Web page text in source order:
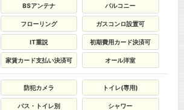
BSアンテナ バルコニー
フローリング ガスコンロ設置可
IT重説 初期費用カード決済可
家賃カード支払い決済可 オール洋室
防犯カメラ トイレ(専用)
バス・トイレ別 シャワー